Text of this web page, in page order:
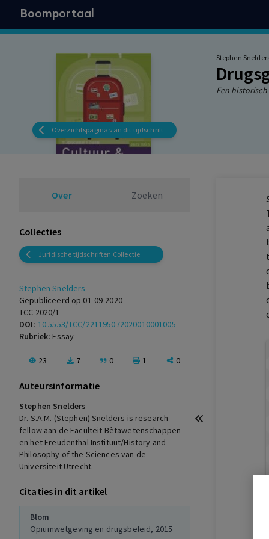
Boomportaal
Overzichtspagina van dit tijdschrift
Stephen
Een
Over Zoeken
Collecties
Juridische tijdschriften Collectie
Stephen Snelders
Gepubliceerd op 01-09-2020
TCC 2020/1
DOI: 10.5553/TCC/221195072020010001005
Rubriek: Essay
23 7 0 1 0
Auteursinformatie
Stephen Snelders
Dr. S.A.M. (Stephen) Snelders is research
fellow aan de Faculteit Bètawetenschappen
en het Freudenthal Instituut/History and
Philosophy of the Sciences van de
Universiteit Utrecht.
Citaties in dit artikel
Blom
Opiumwetgeving en drugsbeleid, 2015